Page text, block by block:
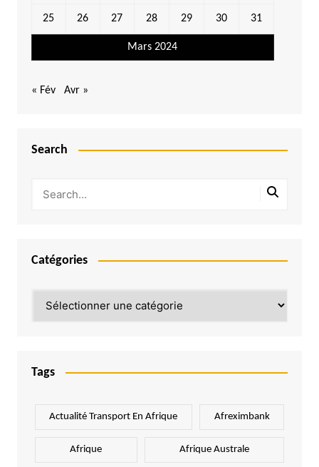
Mars 2024
25 26 27 28 29 30 31
« Fév Avr »
Search
Catégories
Tags
Actualité Transport En Afrique Afreximbank
Afrique Afrique Australe